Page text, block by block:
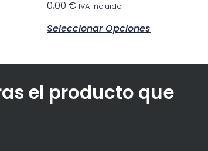
0,00 € IVA incluido
Seleccionar Opciones
el producto que